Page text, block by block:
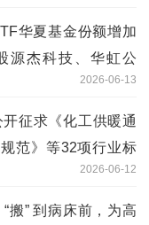
华夏基金份额增加
源杰科技、华虹公
2026-06-13
征求《化工供暖通
范》等32项行业标
2026-06-12
搬” 到病床前，为高